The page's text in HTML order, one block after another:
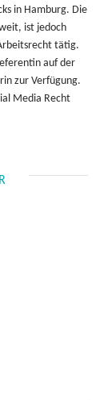
in Hamburg. Die
ist jedoch
tätig.
auf der
zur Verfügung.
Media Recht